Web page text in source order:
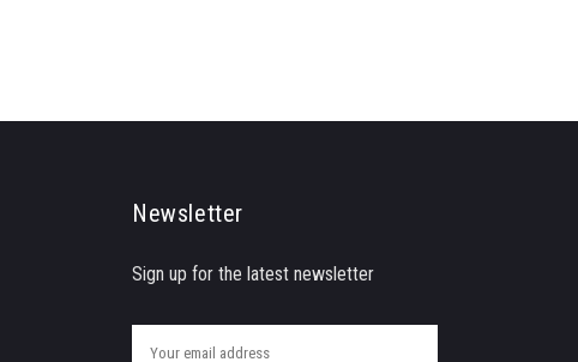
Newsletter
Sign up for the latest newsletter